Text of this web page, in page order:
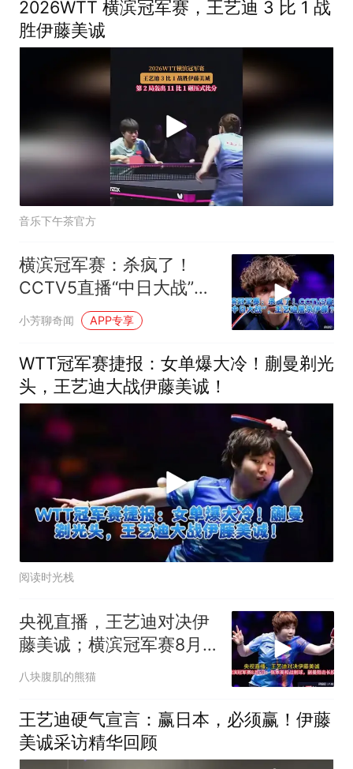
2026WTT 横滨冠军赛，王艺迪 3 比 1 战
胜伊藤美诚
音乐下午茶官方
横滨冠军赛：杀疯了！
CCTV5直播“中日大战”，
王艺迪屠杀伊藤？
小芳聊奇闻 APP专享
WTT冠军赛捷报：女单爆大冷！蒯曼剃光
头，王艺迪大战伊藤美诚！
阅读时光栈
央视直播，王艺迪对决伊
藤美诚；横滨冠军赛8月5
日
八块腹肌的熊猫
王艺迪硬气宣言：赢日本，必须赢！伊藤
美诚采访精华回顾